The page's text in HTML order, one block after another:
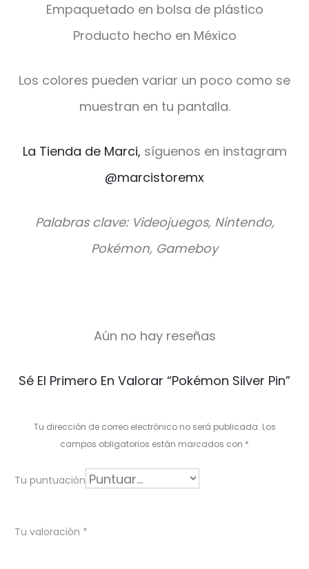
Empaquetado en bolsa de plástico
Producto hecho en México
Los colores pueden variar un poco como se
muestran en tu pantalla.
La Tienda de Marci, síguenos en instagram
@marcistoremx
Palabras clave: Videojuegos, Nintendo,
Pokémon, Gameboy
V
a
r
i
Aún no hay reseñas
Sé El Primero En Valorar “Pokémon Silver Pin”
Tu dirección de correo electrónico no será publicada. Los
campos obligatorios están marcados con *
Tu puntuación
Tu valoración *